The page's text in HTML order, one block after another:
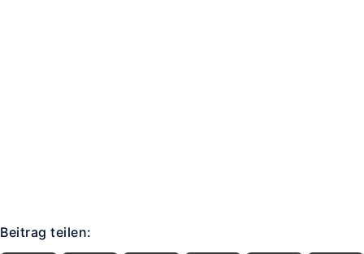
Beitrag teilen: